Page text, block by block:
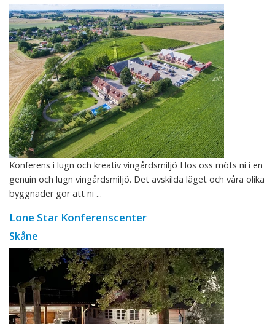
Konferens i lugn och kreativ vingårdsmiljö Hos oss möts ni i en
genuin och lugn vingårdsmiljö. Det avskilda läget och våra olika
byggnader gör att ni ...
Lone Star Konferenscenter
Skåne